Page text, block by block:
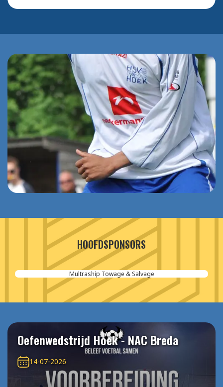
HOOFDSPONSORS
Multraship Towage & Salvage
Oefenwedstrijd Hoek - NAC Breda
14-07-2026